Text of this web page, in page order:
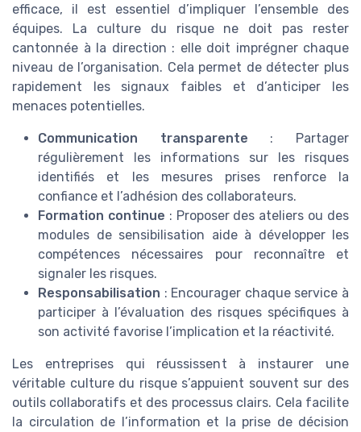
efficace, il est essentiel d’impliquer l’ensemble des
équipes. La culture du risque ne doit pas rester
cantonnée à la direction : elle doit imprégner chaque
niveau de l’organisation. Cela permet de détecter plus
rapidement les signaux faibles et d’anticiper les
menaces potentielles.
Communication transparente : Partager
régulièrement les informations sur les risques
identifiés et les mesures prises renforce la
confiance et l’adhésion des collaborateurs.
Formation continue : Proposer des ateliers ou des
modules de sensibilisation aide à développer les
compétences nécessaires pour reconnaître et
signaler les risques.
Responsabilisation : Encourager chaque service à
participer à l’évaluation des risques spécifiques à
son activité favorise l’implication et la réactivité.
Les entreprises qui réussissent à instaurer une
véritable culture du risque s’appuient souvent sur des
outils collaboratifs et des processus clairs. Cela facilite
la circulation de l’information et la prise de décision